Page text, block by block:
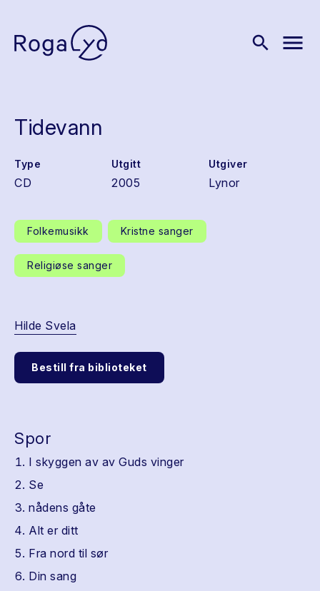
search menu
Tidevann
Type
CD
Utgitt
2005
Utgiver
Lynor
Folkemusikk Kristne sanger
Religiøse sanger
Hilde Svela
Bestill fra biblioteket
Spor
I skyggen av av Guds vinger
Se
nådens gåte
Alt er ditt
Fra nord til sør
Din sang